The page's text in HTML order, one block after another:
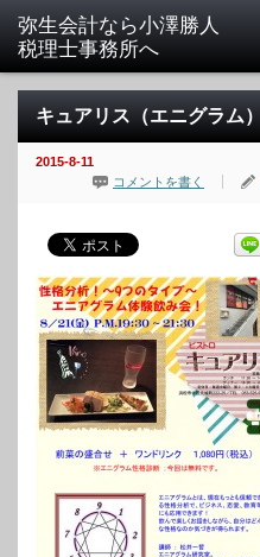
キュアリス（エニグラム）
2015-8-11
コメントを書く